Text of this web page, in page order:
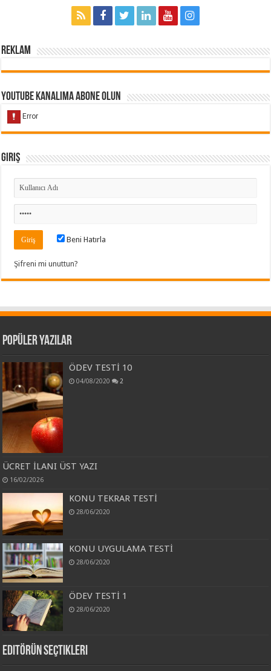
Reklam
Youtube Kanalıma Abone Olun
Giriş
Beni Hatırla
Şifreni mi unuttun?
Popüler Yazılar
ÖDEV TESTİ 10
04/08/2020 2
ÜCRET İLANI ÜST YAZI
16/02/2026
KONU TEKRAR TESTİ
28/06/2020
KONU UYGULAMA TESTİ
28/06/2020
ÖDEV TESTİ 1
28/06/2020
Editörün Seçtikleri